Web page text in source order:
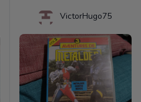
VictorHugo75